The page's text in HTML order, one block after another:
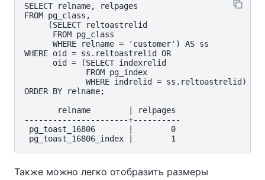
SELECT relname, relpages
FROM pg_class,
     (SELECT reltoastrelid
      FROM pg_class
      WHERE relname = 'customer') AS ss
WHERE oid = ss.reltoastrelid OR
      oid = (SELECT indexrelid
             FROM pg_index
             WHERE indrelid = ss.reltoastrelid)
ORDER BY relname;
       relname        | relpages
----------------------+----------
pg_toast_16806       |        0
Также можно легко отобразить размеры